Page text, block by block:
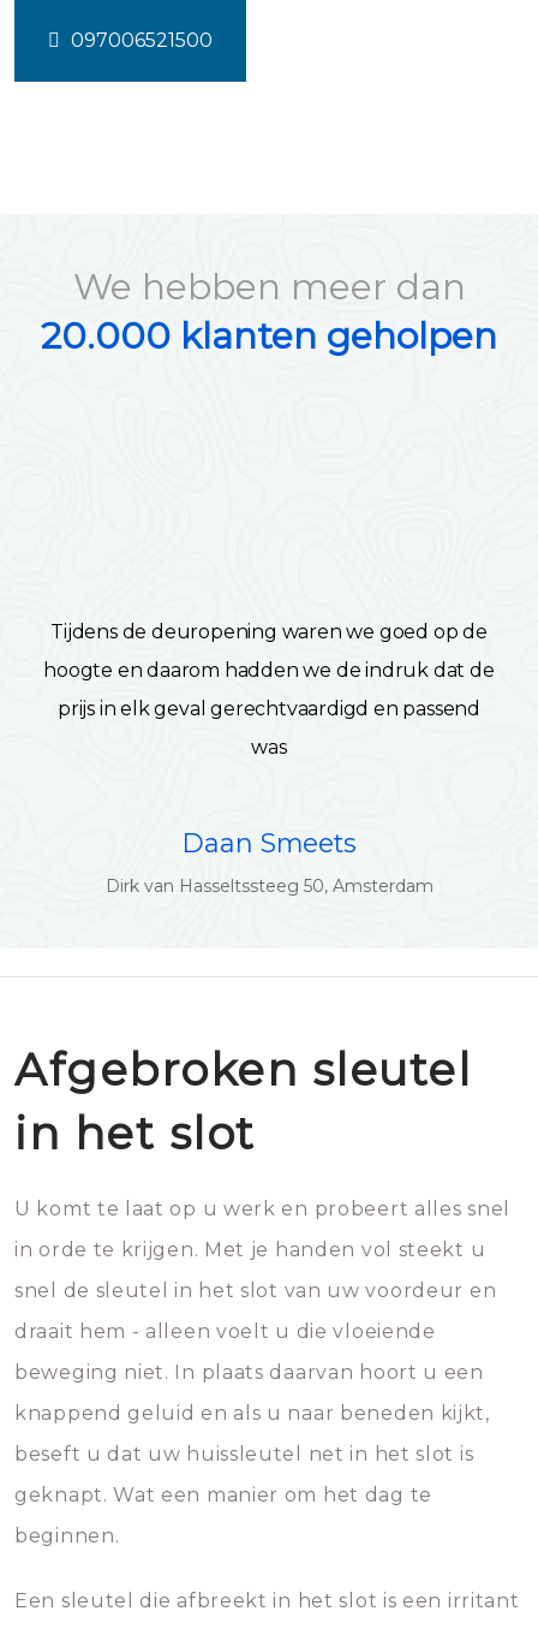
097006521500
We hebben meer dan
20.000 klanten geholpen
Tijdens de deuropening waren we goed op de
hoogte en daarom hadden we de indruk dat de
prijs in elk geval gerechtvaardigd en passend
was
Daan Smeets
Dirk van Hasseltssteeg 50, Amsterdam
Afgebroken sleutel
in het slot
U komt te laat op u werk en probeert alles snel
in orde te krijgen. Met je handen vol steekt u
snel de sleutel in het slot van uw voordeur en
draait hem - alleen voelt u die vloeiende
beweging niet. In plaats daarvan hoort u een
knappend geluid en als u naar beneden kijkt,
beseft u dat uw huissleutel net in het slot is
geknapt. Wat een manier om het dag te
beginnen.
Een sleutel die afbreekt in het slot is een irritant